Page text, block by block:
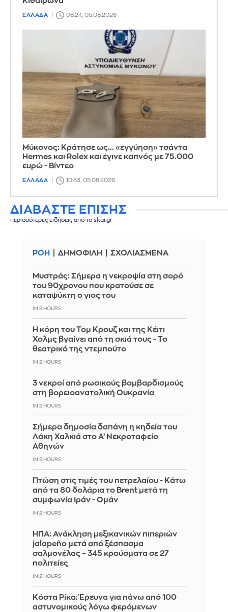
ΕΛΛΑΔΑ 08:24, 05.08.2026
Μύκονος: Κράτησε ως... «εγγύηση» τσάντα
Hermes και Rolex και έγινε καπνός με 75.000
ευρώ - Βίντεο
ΕΛΛΑΔΑ 10:53, 05.08.2026
ΔΙΑΒΑΣΤΕ ΕΠΙΣΗΣ
περισσότερες ειδήσεις από το skai.gr
ΡΟΗ ΔΗΜΟΦΙΛΗ ΣΧΟΛΙΑΣΜΕΝΑ
Mυστράς: Σήμερα η νεκροψία στη σορό
του 90χρονου που κρατούσε σε
καταψύκτη ο γιος του
IN 2 HOURS
Η κόρη του Τομ Κρουζ και της Κέιτι
Χολμς βγαίνει από τη σκιά τους - Το
θεατρικό της ντεμπούτο
IN 2 HOURS
3 νεκροί από ρωσικούς βομβαρδισμούς
στη βορειοανατολική Ουκρανία
IN 2 HOURS
Σήμερα δημοσία δαπάνη η κηδεία του
Λάκη Χαλκιά στο Α’ Νεκροταφείο
Αθηνών
IN 2 HOURS
Πτώση στις τιμές του πετρελαίου - Κάτω
από τα 80 δολάρια το Brent μετά τη
συμφωνία Ιράν - Ομάν
IN 2 HOURS
ΗΠΑ: Ανάκληση μεξικανικών πιπεριών
jalapeño μετά από ξέσπασμα
σαλμονέλας – 345 κρούσματα σε 27
πολιτείες
IN 2 HOURS
Κόστα Ρίκα: Έρευνα για πάνω από 100
αστυνομικούς λόγω φερόμενων